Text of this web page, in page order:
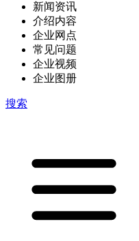
新闻资讯
介绍内容
企业网点
常见问题
企业视频
企业图册
搜索